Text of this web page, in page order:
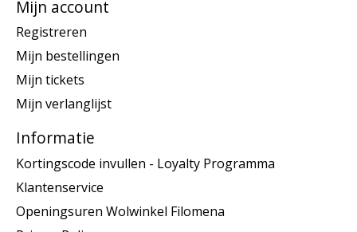
Mijn account
Registreren
Mijn bestellingen
Mijn tickets
Mijn verlanglijst
Informatie
Kortingscode invullen - Loyalty Programma
Klantenservice
Openingsuren Wolwinkel Filomena